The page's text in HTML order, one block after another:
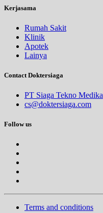
Kerjasama
Rumah Sakit
Klinik
Apotek
Lainya
Contact Doktersiaga
PT Siaga Tekno Medika
cs@doktersiaga.com
Follow us
Terms and conditions